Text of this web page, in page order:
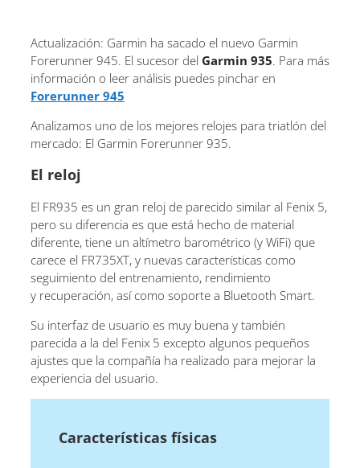
Actualización: Garmin ha sacado el nuevo Garmin
Forerunner 945. El sucesor del Garmin 935. Para más
información o leer análisis puedes pinchar en
Forerunner 945
Analizamos uno de los mejores relojes para triatlón del
mercado: El Garmin Forerunner 935.
El reloj
El FR935 es un gran reloj de parecido similar al Fenix ​​5,
pero su diferencia es que está hecho de material
diferente, tiene un altímetro barométrico (y WiFi) que
carece el FR735XT, y nuevas características como
seguimiento del entrenamiento, rendimiento
y recuperación, así como soporte a Bluetooth Smart.
Su interfaz de usuario es muy buena y también
parecida a la del Fenix 5 excepto algunos pequeños
ajustes que la compañía ha realizado para mejorar la
experiencia del usuario.
Características físicas